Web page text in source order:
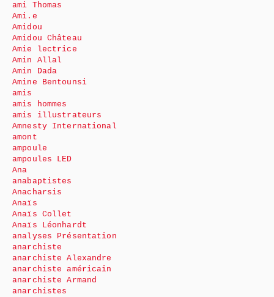
ami Thomas
Ami.e
Amidou
Amidou Château
Amie lectrice
Amin Allal
Amin Dada
Amine Bentounsi
amis
amis hommes
amis illustrateurs
Amnesty International
amont
ampoule
ampoules LED
Ana
anabaptistes
Anacharsis
Anaïs
Anaïs Collet
Anaïs Léonhardt
analyses Présentation
anarchiste
anarchiste Alexandre
anarchiste américain
anarchiste Armand
anarchistes